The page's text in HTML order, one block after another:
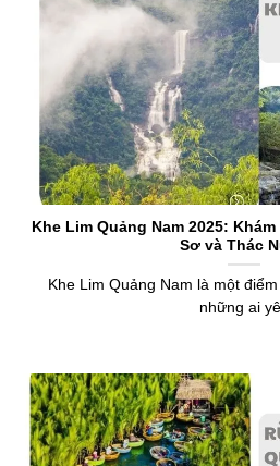
Khe Lim Quảng Nam 2025:
Sơ và Thác
Khe Lim Quảng Nam là một
những ai